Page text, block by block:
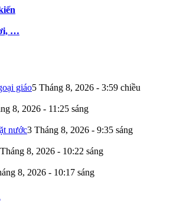
…
giáo5 Tháng 8, 2026 - 3:59 chiều
8, 2026 - 11:25 sáng
nước3 Tháng 8, 2026 - 9:35 sáng
8, 2026 - 10:22 sáng
8, 2026 - 10:17 sáng